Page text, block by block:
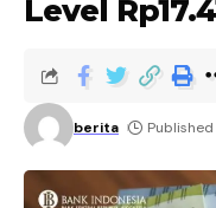
Level
berita